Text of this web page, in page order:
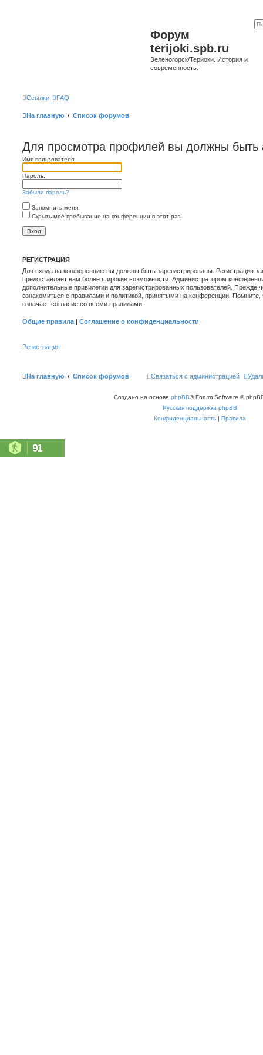
Форум
terijoki.spb.ru
Зеленогорск/Териоки. История и
современность.
Ссылки FAQ
На главную Список форумов
Для просмотра профилей вы должны быть
Имя пользователя:
Пароль:
Забыли пароль?
Запомнить меня
Скрыть моё пребывание на конференции в этот раз
РЕГИСТРАЦИЯ
Для входа на конференцию вы должны быть зарегистрированы. Регистрация
предоставляет вам более широкие возможности. Администратором
дополнительные привилегии для зарегистрированных пользователей. Прежде
ознакомиться с правилами и политикой, принятыми на конференции.
означает согласие со всеми правилами.
Общие правила | Соглашение о конфиденциальности
Регистрация
На главную Список форумов Связаться с администрацией
Создано на основе phpBB® Forum Software ©
Русская поддержка phpBB
Конфиденциальность | Правила
91